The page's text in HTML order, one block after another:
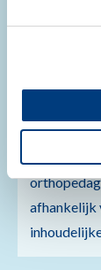
functie
continuïteit
afhankelijk